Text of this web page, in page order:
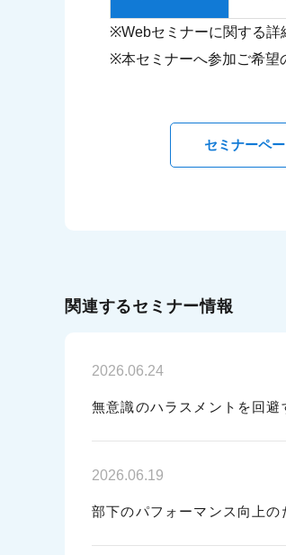
※Webセミナーに関する詳
※本セミナーへ参加ご希望
セミナーペ
関連するセミナー情報
2026.06.24
無意識のハラスメントを回避
2026.06.19
部下のパフォーマンス向上